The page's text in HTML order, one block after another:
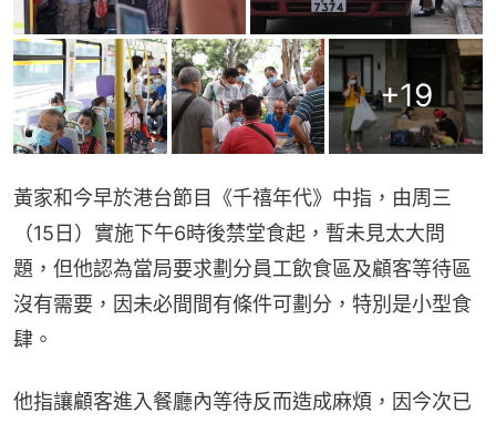
+19
黃家和今早於港台節目《千禧年代》中指，由周三
（15日）實施下午6時後禁堂食起，暫未見太大問
題，但他認為當局要求劃分員工飲食區及顧客等待區
沒有需要，因未必間間有條件可劃分，特別是小型食
肆。
他指讓顧客進入餐廳內等待反而造成麻煩，因今次已